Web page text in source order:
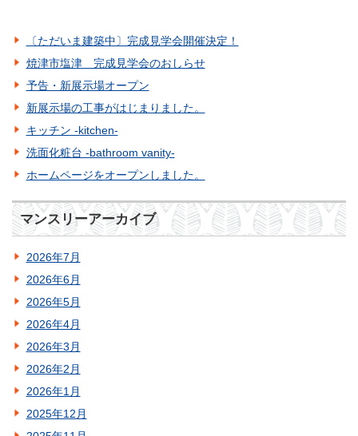
〔ただいま建築中〕完成見学会開催決定！
焼津市塩津 完成見学会のおしらせ
予告・新展示場オープン
新展示場の工事がはじまりました。
キッチン -kitchen-
洗面化粧台 -bathroom vanity-
ホームページをオープンしました。
マンスリーアーカイブ
2026年7月
2026年6月
2026年5月
2026年4月
2026年3月
2026年2月
2026年1月
2025年12月